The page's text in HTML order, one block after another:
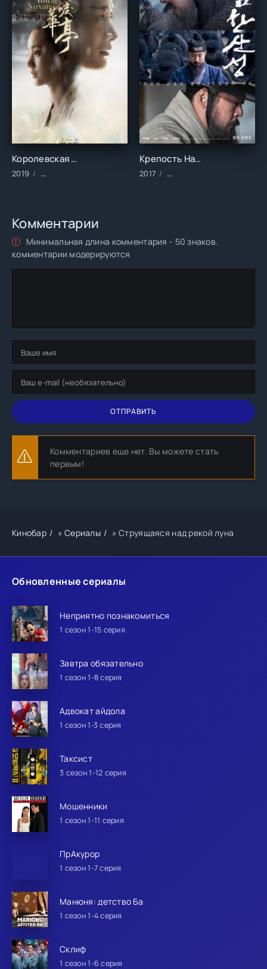
Обновленные сериалы
Неприятно познакомиться
1 сезон 1-15 серия
Завтра обязательно
1 сезон 1-8 серия
Адвокат айдола
1 сезон 1-3 серия
Таксист
3 сезон 1-12 серия
Мошенники
1 сезон 1-11 серия
ПрАкурор
1 сезон 1-7 серия
Манюня: детство Ба
1 сезон 1-4 серия
Склиф
1 сезон 1-6 серия
Королевская нирвана (1 сезон)
2019 Сериалы/2019 год/Зарубежные/Мелодрамы
Крепость Намхансансон ()
2017 Фильмы/Зарубежные/
Комментарии
Минимальная длина комментария - 50 знаков.
комментарии модерируются
ОТПРАВИТЬ
Комментариев еще нет. Вы можете стать
первым!
Кинобар »Сериалы » Струящаяся над рекой луна